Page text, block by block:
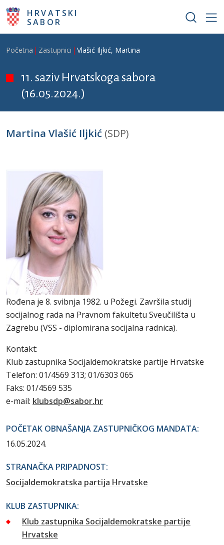
Skoči na glavni sadržaj
HRVATSKI
SABOR
Breadcrumb
Početna Zastupnici Vlašić Iljkić, Martina
11. saziv Hrvatskoga sabora
(16.05.2024.)
Martina Vlašić Iljkić (SDP)
Rođena je 8. svibnja 1982. u Požegi. Završila studij
socijalnog rada na Pravnom fakultetu Sveučilišta u
Zagrebu (VSS - diplomirana socijalna radnica).
Kontakt:
Klub zastupnika Socijaldemokratske partije Hrvatske
Telefon: 01/4569 313; 01/6303 065
Faks: 01/4569 535
e-mail: klubsdp@sabor.hr
POČETAK OBNAŠANJA ZASTUPNIČKOG MANDATA:
16.05.2024.
STRANAČKA PRIPADNOST:
Socijaldemokratska partija Hrvatske
KLUB ZASTUPNIKA:
Klub zastupnika Socijaldemokratske partije
Hrvatske